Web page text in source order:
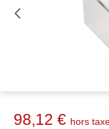
98,12 € hors